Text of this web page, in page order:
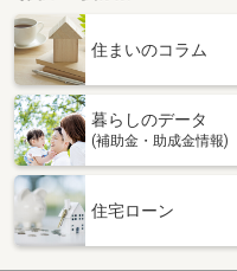
住まいのコラム
暮らしのデータ
(補助金・助成金情報)
住宅ローン